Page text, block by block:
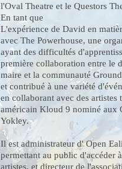
l'Oval Theatre et le Questors
En tant que
L'expérience de David en
avec The Powerhouse, une
ayant des difficultés
première collaboration entre le
maire et la communauté
et contribué à une variété
en collaborant avec des
américain Kloud 9 nominé aux
Yokley.
Il est administrateur d'Open
permettant au public d'accéder
artistes, et directeur de